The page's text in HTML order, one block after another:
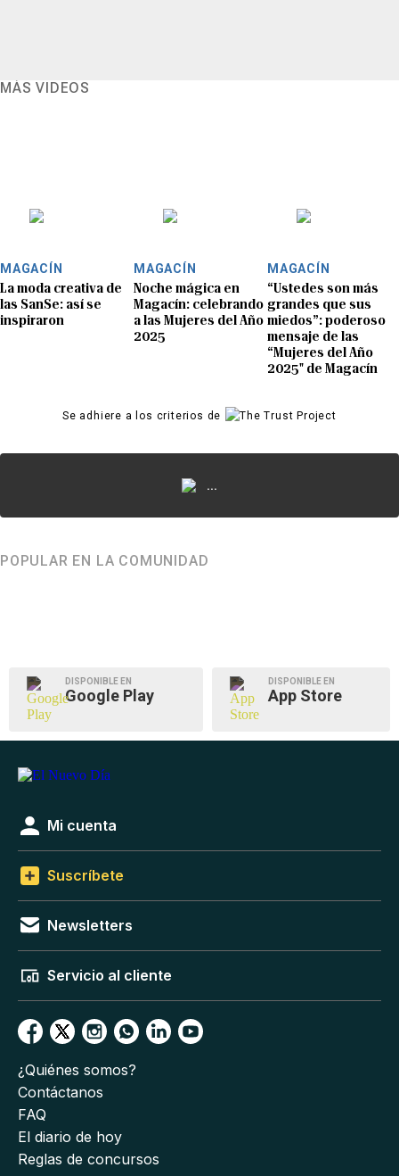
MÁS VIDEOS
MAGACÍN
La moda creativa de
las SanSe: así se
inspiraron
MAGACÍN
Noche mágica en
Magacín: celebrando
a las Mujeres del Año
2025
MAGACÍN
“Ustedes son más
grandes que sus
miedos”: poderoso
mensaje de las
“Mujeres del Año
2025" de Magacín
Se adhiere a los criterios de
...
POPULAR EN LA COMUNIDAD
DISPONIBLE EN
Google Play
DISPONIBLE EN
App Store
Mi cuenta
Suscríbete
Newsletters
Servicio al cliente
¿Quiénes somos?
Contáctanos
FAQ
El diario de hoy
Reglas de concursos